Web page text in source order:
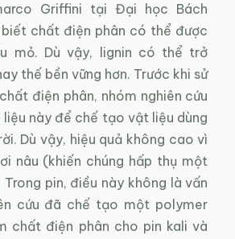
Griffini tại Đại học Bách
biết chất điện phân có thể được
mỏ. Dù vậy, lignin có thể trở
thế bền vững hơn. Trước khi sử
điện phân, nhóm nghiên cứu
này để chế tạo vật liệu dùng
Dù vậy, hiệu quả không cao vì
nâu (khiến chúng hấp thụ một
Trong pin, điều này không là vấn
cứu đã chế tạo một polymer
chất điện phân cho pin kali và